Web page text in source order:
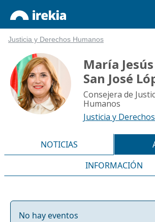
Justicia y Derechos Humanos
María
San José
Consejera de
Humanos
Justicia y
NOTICIAS
INFORMACIÓN
No hay eventos